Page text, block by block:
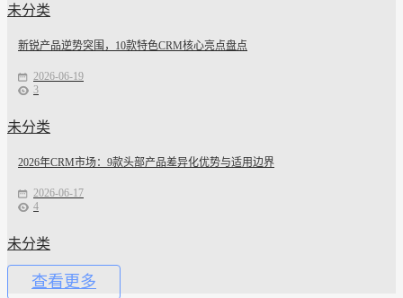
未分类
新锐产品逆势突围，10款特色CRM核心亮点盘点
2026-06-19
3
未分类
2026年CRM市场：9款头部产品差异化优势与适用边界
2026-06-17
4
未分类
查看更多